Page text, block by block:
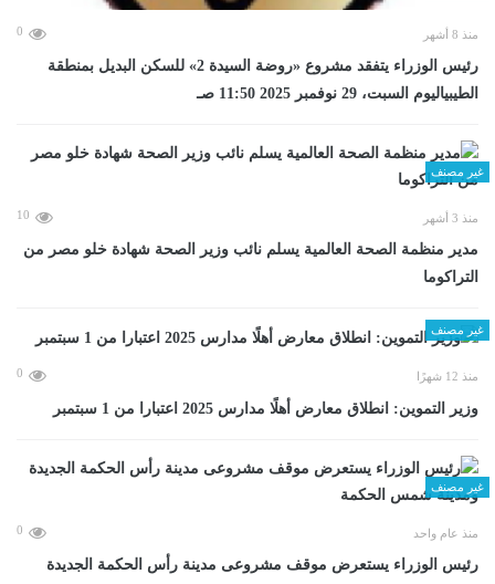
منذ 8 أشهر 0
رئيس الوزراء يتفقد مشروع «روضة السيدة 2» للسكن البديل بمنطقة
الطيبياليوم السبت، 29 نوفمبر 2025 11:50 صـ
غير مصنف
منذ 3 أشهر 10
مدير منظمة الصحة العالمية يسلم نائب وزير الصحة شهادة خلو مصر من
التراكوما
غير مصنف
منذ 12 شهرًا 0
وزير التموين: انطلاق معارض أهلًا مدارس 2025 اعتبارا من 1 سبتمبر
غير مصنف
منذ عام واحد 0
رئيس الوزراء يستعرض موقف مشروعى مدينة رأس الحكمة الجديدة